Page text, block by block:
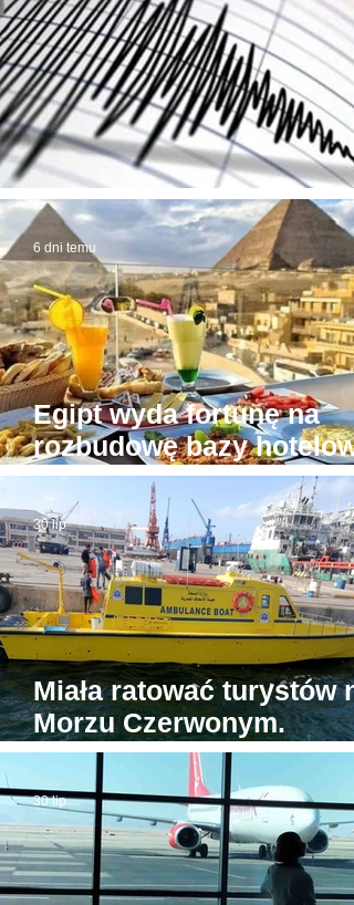
Trzęsienie ziemi w
Egipt wyda fortunę na
rozbudowę bazy
wokół Piramid w Gizie
6 dni temu
Miała ratować turystów
Morzu Czerwonym.
Tymczasem jedyna
egipska karetka wodna...
stoi w porcie
30 lip
30 lip